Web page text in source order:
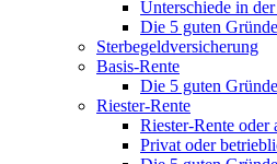
Unterschiede in
Die 5 guten Gründe
Sterbegeldversicherung
Basis-Rente
Die 5 guten Gründe
Riester-Rente
Riester-Rente oder
Privat oder